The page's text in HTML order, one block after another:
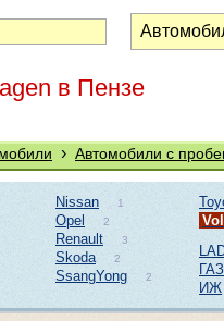
в Пензе
› Автомобили с
Nissan 1
Opel 2
Renault 3
Skoda 2
SsangYong 2
ГАЗ
ИЖ